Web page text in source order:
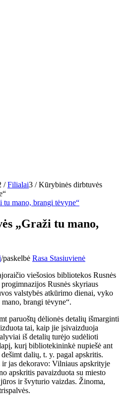
/ Filialai3 / Kūrybinės dirbtuvės
„Graži tu mano,
/paskelbė Rasa Stasiuvienė
viešosios bibliotekos Rusnės
Rusnės skyriaus
valstybės atkūrimo dienai, vyko
brangi tėvyne“.
paruoštų dėlionės detalių išmarginti
tai, kaip jie įsivaizduoja
iš detalių turėjo sudėlioti
kurį bibliotekininkė nupiešė ant
dalių, t. y. pagal apskritis.
jas dekoravo: Vilniaus apskrityje
apskritis pavaizduota su miesto
ir švyturio vaizdas. Žinoma,